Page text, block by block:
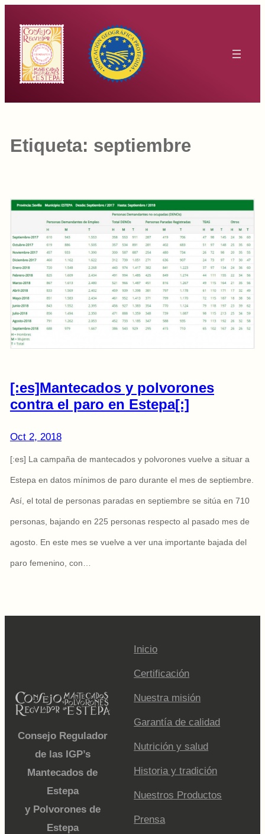
contenido
Etiqueta: septiembre
[:es]Mantecados y polvorones
contra el paro en Estepa[:]
Oct 2, 2018
[:es] La campaña de mantecados y polvorones vuelve a situar a
Estepa en datos mínimos de paro durante el mes de septiembre.
Así, el total de personas paradas en septiembre se sitúa en 710
personas, bajando en 225 personas respecto al pasado mes de
agosto. En este mes se vuelve a ver una importante bajada del
paro femenino, con…
Consejo Regulador
de las IGP’s
Mantecados de
Estepa
y Polvorones de
Estepa
Inicio
Certificación
Nuestra misión
Garantía de calidad
Nutrición y salud
Historia y tradición
Nuestros Productos
Prensa